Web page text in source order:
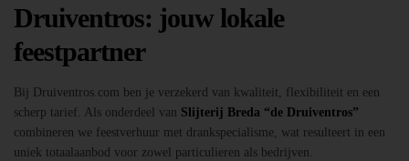
Druiventros: jouw lokale
feestpartner
Bij Druiventros.com ben je verzekerd van kwaliteit, flexibiliteit en een
scherp tarief. Als onderdeel van Slijterij Breda “de Druiventros”
combineren we feestverhuur met drankspecialisme, wat resulteert in een
uniek totaalaanbod voor zowel particulieren als bedrijven.